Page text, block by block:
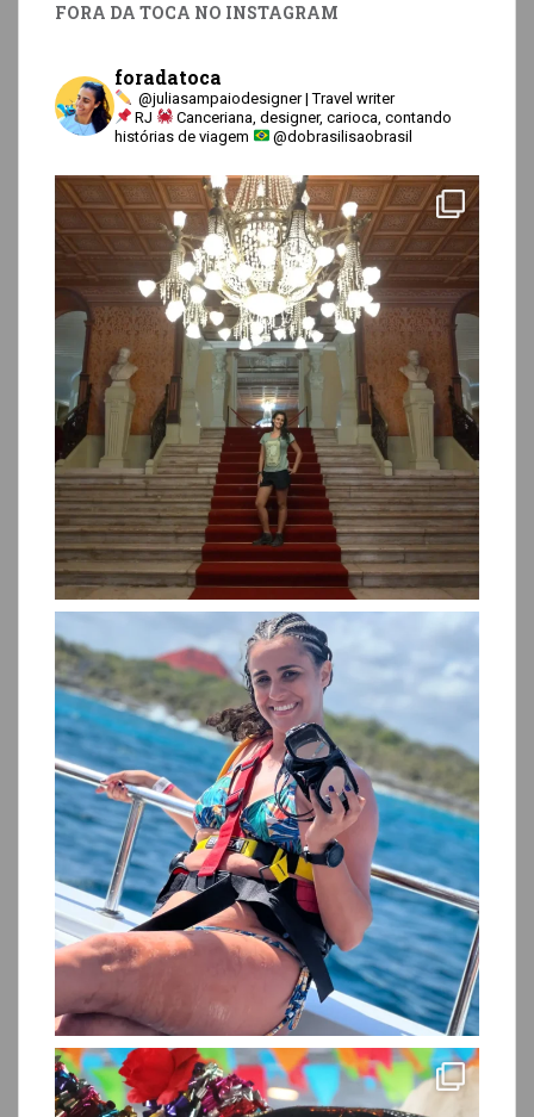
FORA DA TOCA NO INSTAGRAM
foradatoca
@juliasampaiodesigner | Travel writer
RJ
Canceriana, designer, carioca, contando
histórias de viagem
@dobrasilisaobrasil